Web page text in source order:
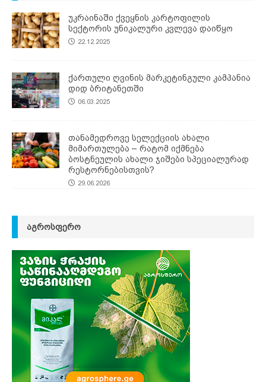
უკრაინაში ქვეყნის კარტოფილის
სექტორის უნიკალური კვლევა დაიწყო
22.12.2025
ქართული ღვინის მარკეტინგული კამპანია
დიდ ბრიტანეთში
06.03.2025
თანამედროვე სელექციის ახალი
მიმართულება – რატომ იქმნება
ბოსტნეულის ახალი ჯიშები სპეციალურად
რესტორნებისთვის?
29.06.2026
ᲐᲒᲠᲝᲡᲤᲔᲠᲝ